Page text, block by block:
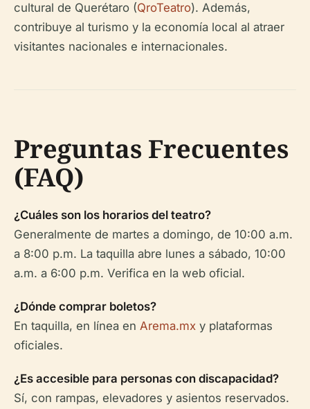
cultural de Querétaro (QroTeatro). Además,
contribuye al turismo y la economía local al atraer
visitantes nacionales e internacionales.
Preguntas Frecuentes
(FAQ)
¿Cuáles son los horarios del teatro?
Generalmente de martes a domingo, de 10:00 a.m.
a 8:00 p.m. La taquilla abre lunes a sábado, 10:00
a.m. a 6:00 p.m. Verifica en la web oficial.
¿Dónde comprar boletos?
En taquilla, en línea en Arema.mx y plataformas
oficiales.
¿Es accesible para personas con discapacidad?
Sí, con rampas, elevadores y asientos reservados.